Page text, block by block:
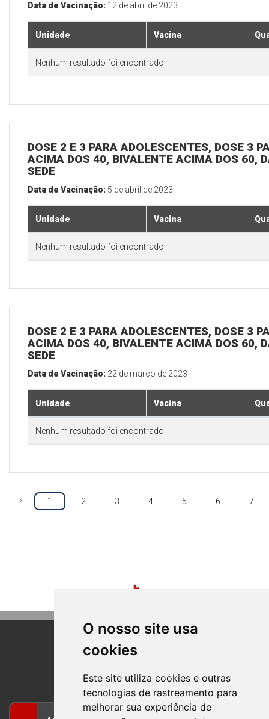
O nosso site usa
cookies
Este site utiliza cookies e outras
tecnologias de rastreamento para
melhorar sua experiência de
Data de Vacinação: 12 de abril de 2023
Unidade Vacina
Nenhum resultado foi encontrado.
DOSE 2 E 3 PARA ADOLESCENTES, DOSE 3
ACIMA DOS 40, BIVALENTE ACIMA DOS 60,
SEDE
Data de Vacinação: 5 de abril de 2023
Unidade Vacina
Nenhum resultado foi encontrado.
DOSE 2 E 3 PARA ADOLESCENTES, DOSE 3
ACIMA DOS 40, BIVALENTE ACIMA DOS 60,
SEDE
Data de Vacinação: 22 de março de 2023
Unidade Vacina
Nenhum resultado foi encontrado.
« 1 2 3 4 5 6 7
BOM PRINCIPIO
RIO GRANDE DO SUL